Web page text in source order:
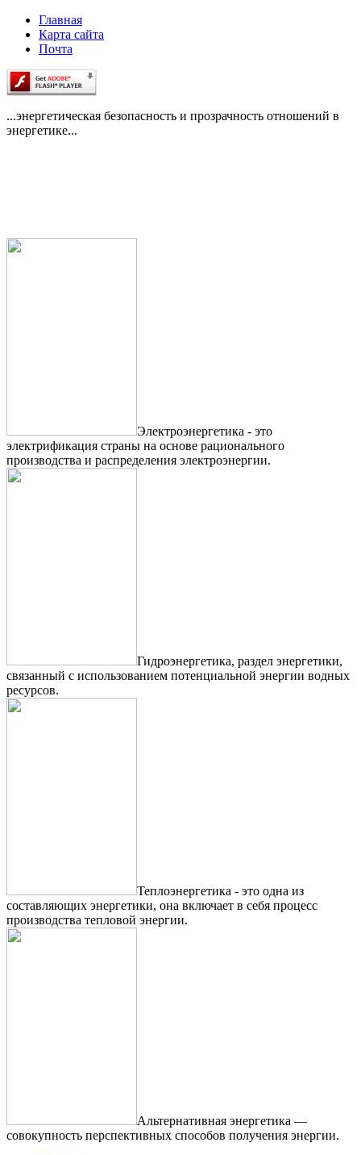
Главная
Карта сайта
Почта
...энергетическая безопасность и прозрачность отношений в
энергетике...
Электроэнергетика - это
электрификация страны на основе рационального
производства и распределения электроэнергии.
Гидроэнергетика, раздел энергетики,
связанный с использованием потенциальной энергии водных
ресурсов.
Теплоэнергетика - это одна из
составляющих энергетики, она включает в себя процесс
производства тепловой энергии.
Альтернативная энергетика —
совокупность перспективных способов получения энергии.